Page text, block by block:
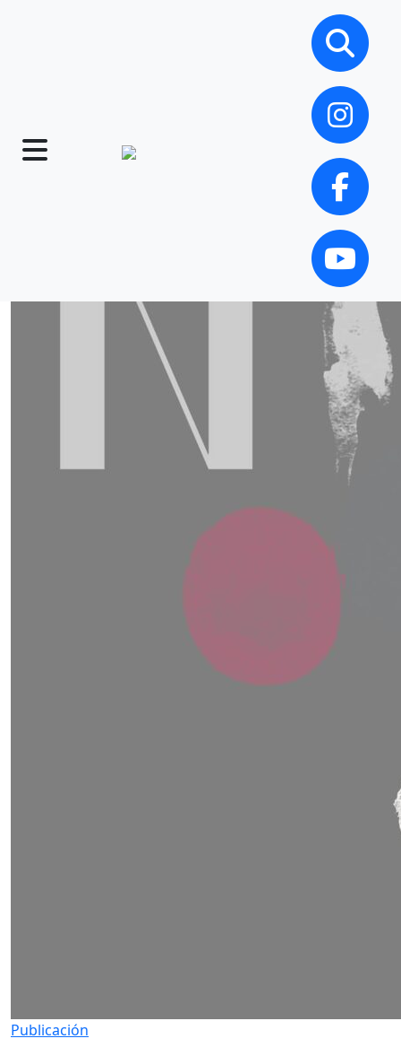
Publicación